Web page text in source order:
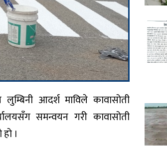
लुम्बिनी आदर्श माविले कावासोती
समन्वयन गरी कावासोती
।